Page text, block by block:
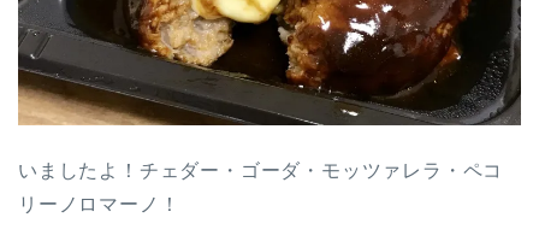
いましたよ！チェダー・ゴーダ・モッツァレラ・ペコ
リーノロマーノ！